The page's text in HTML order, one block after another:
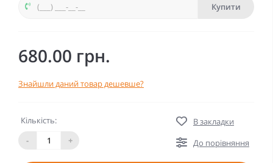
Купити
680.00 грн.
Знайшли даний товар дешевше?
Кількість:
-
+
В закладки
До порівняння